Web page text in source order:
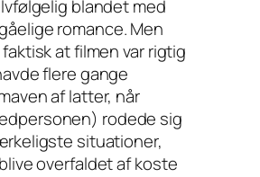
blandet med
romance. Men
at filmen var rigtig
flere gange
af latter, når
rodede sig
situationer,
overfaldet af koste